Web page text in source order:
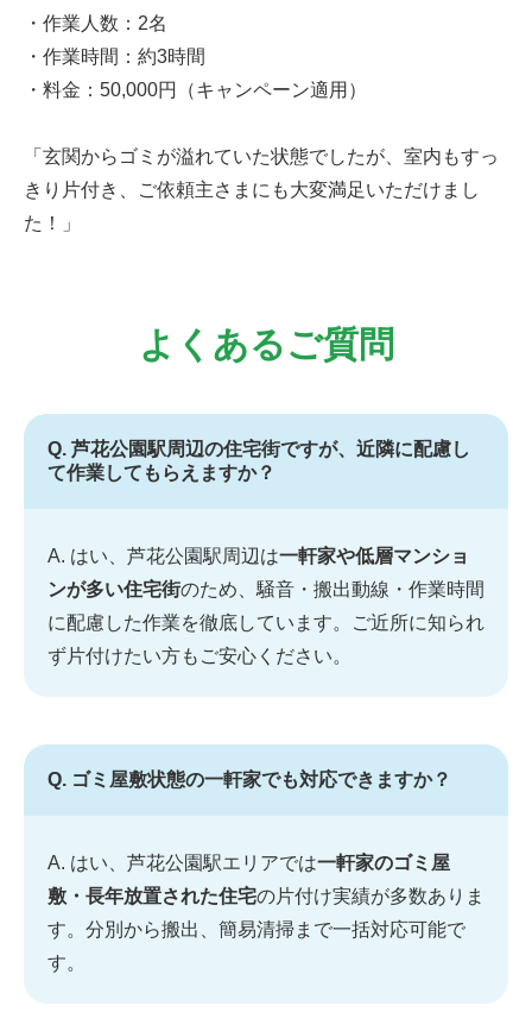
・作業人数：2名
・作業時間：約3時間
・料金：50,000円（キャンペーン適用）
「玄関からゴミが溢れていた状態でしたが、室内もすっ
きり片付き、ご依頼主さまにも大変満足いただけまし
た！」
よくあるご質問
Q. 芦花公園駅周辺の住宅街ですが、近隣に配慮し
て作業してもらえますか？
A. はい、芦花公園駅周辺は一軒家や低層マンショ
ンが多い住宅街のため、騒音・搬出動線・作業時間
に配慮した作業を徹底しています。ご近所に知られ
ず片付けたい方もご安心ください。
Q. ゴミ屋敷状態の一軒家でも対応できますか？
A. はい、芦花公園駅エリアでは一軒家のゴミ屋
敷・長年放置された住宅の片付け実績が多数ありま
す。分別から搬出、簡易清掃まで一括対応可能で
す。